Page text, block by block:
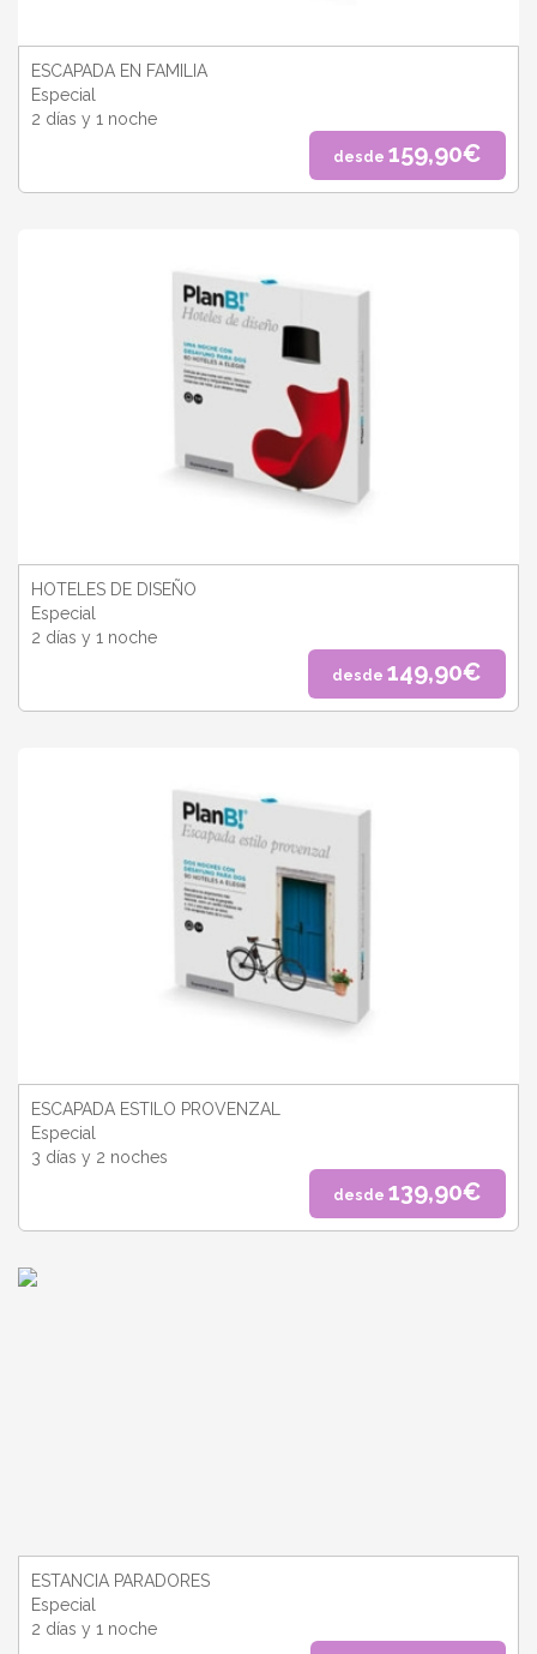
ESCAPADA EN FAMILIA
Especial
2 días y 1 noche
desde 159,90€
HOTELES DE DISEÑO
Especial
2 días y 1 noche
desde 149,90€
ESCAPADA ESTILO PROVENZAL
Especial
3 días y 2 noches
desde 139,90€
ESTANCIA PARADORES
Especial
2 días y 1 noche